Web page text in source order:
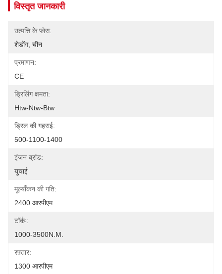
विस्तृत जानकारी
उत्पत्ति के प्लेस:
शेडोंग, चीन
प्रमाणन:
CE
ड्रिलिंग क्षमता:
Htw-Ntw-Btw
ड्रिल की गहराई:
500-1100-1400
इंजन ब्रांड:
युचाई
मूल्याँकन की गति:
2400 आरपीएम
टॉर्कः:
1000-3500N.M.
रफ़्तार:
1300 आरपीएम